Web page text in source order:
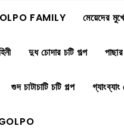
FAMILY মেয়েদের
দুধ চোদার চটি গল্প
গুদ চাটাচাটি চটি গল্প